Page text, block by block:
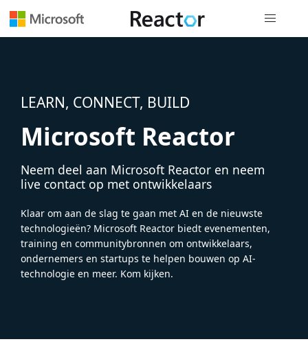
LEARN, CONNECT, BUILD
Microsoft Reactor
Neem deel aan Microsoft Reactor en neem
live contact op met ontwikkelaars
Klaar om aan de slag te gaan met AI en de nieuwste
technologieën? Microsoft Reactor biedt evenementen,
training en communitybronnen om ontwikkelaars,
ondernemers en startups te helpen bouwen op AI-
technologie en meer. Kom kijken.